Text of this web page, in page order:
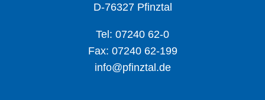
D-76327 Pfinztal
Tel: 07240 62-0
Fax: 07240 62-199
info@pfinztal.de